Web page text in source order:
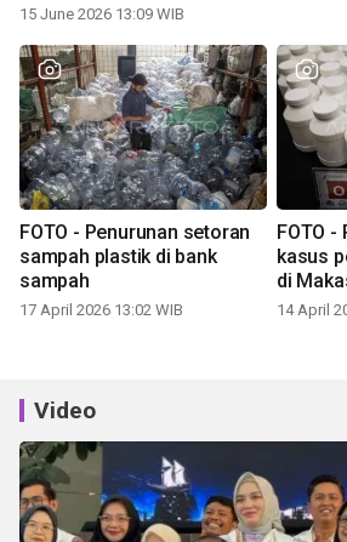
15 June 2026 13:09 WIB
FOTO - Penurunan setoran
sampah plastik di bank
sampah
17 April 2026 13:02 WIB
FOTO -
kasus
di
14 April
Video